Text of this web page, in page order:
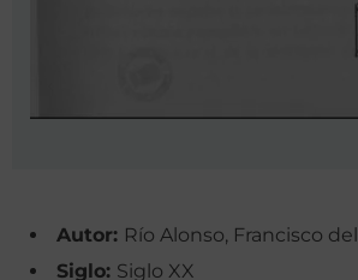
Autor: Río Alonso, Francisco del
Siglo: Siglo XX